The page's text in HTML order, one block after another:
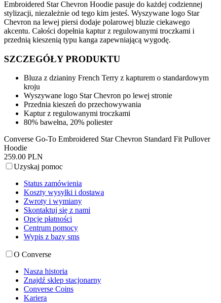
Embroidered Star Chevron Hoodie pasuje do każdej codziennej
stylizacji, niezależnie od tego kim jesteś. Wyszywane logo Star
Chevron na lewej piersi dodaje polarowej bluzie ciekawego
akcentu. Całości dopełnia kaptur z regulowanymi troczkami i
przednią kieszenią typu kanga zapewniającą wygodę.
SZCZEGÓŁY PRODUKTU
Bluza z dzianiny French Terry z kapturem o standardowym
kroju
Wyszywane logo Star Chevron po lewej stronie
Przednia kieszeń do przechowywania
Kaptur z regulowanymi troczkami
80% bawełna, 20% poliester
Converse Go-To Embroidered Star Chevron Standard Fit Pullover
Hoodie
259.00 PLN
Uzyskaj pomoc
Status zamówienia
Koszty wysyłki i dostawa
Zwroty i wymiany
Skontaktuj się z nami
Opcje płatności
Centrum pomocy
Wypis z bazy sms
O Converse
Nasza historia
Znajdź sklep stacjonarny
Converse Coins
Kariera